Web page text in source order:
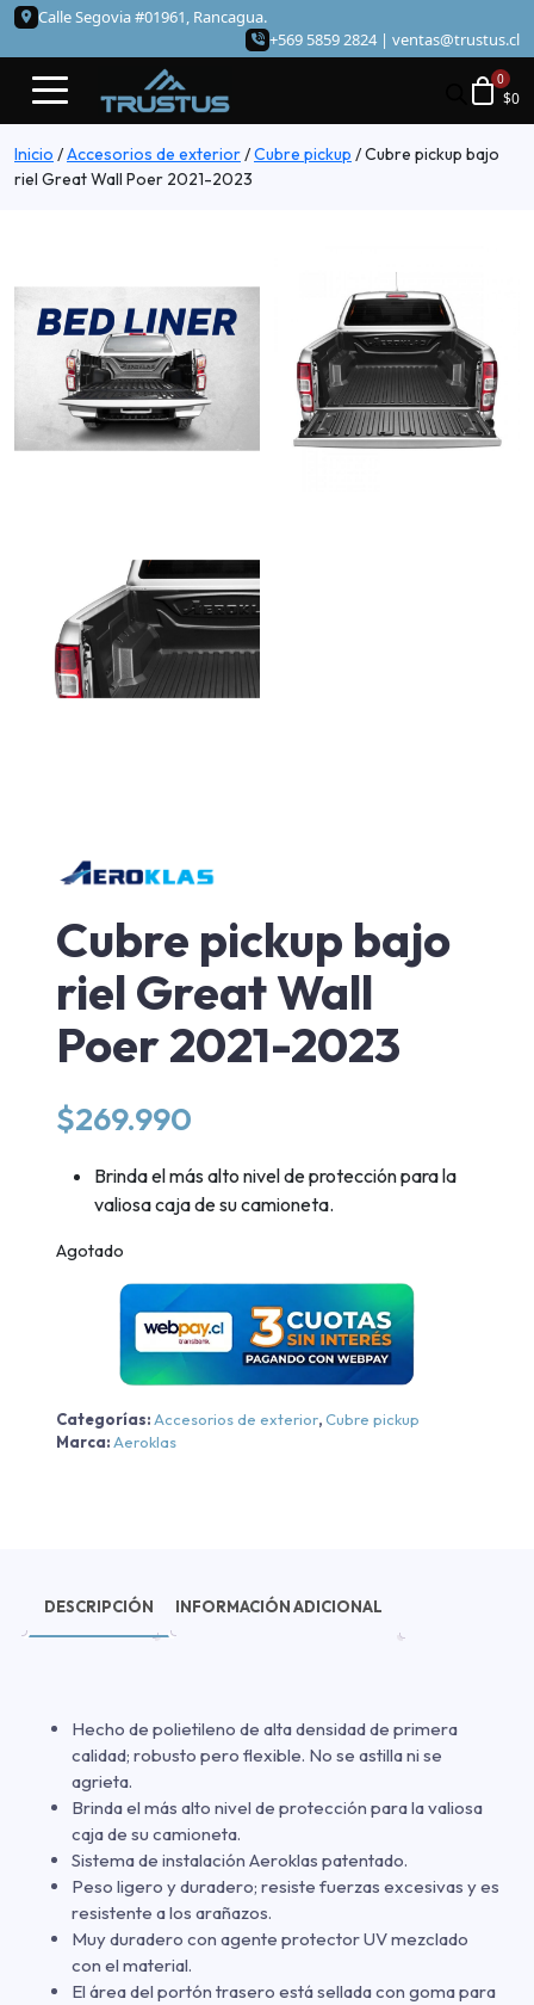
Calle Segovia #01961, Rancagua.
+569 5859 2824 | ventas@trustus.cl
$0
Inicio /Accesorios de exterior/Cubre pickup /Cubre pickup bajo
riel Great Wall Poer 2021-2023
Cubre pickup bajo
riel Great Wall
Poer 2021-2023
$269.990
Brinda el más alto nivel de protección para la
valiosa caja de su camioneta.
Agotado
Categorías:Accesorios de exterior,Cubre pickup
Marca:Aeroklas
DESCRIPCIÓN INFORMACIÓN ADICIONAL
Hecho de polietileno de alta densidad de primera
calidad; robusto pero flexible. No se astilla ni se
agrieta.
Brinda el más alto nivel de protección para la valiosa
caja de su camioneta.
Sistema de instalación Aeroklas patentado.
Peso ligero y duradero; resiste fuerzas excesivas y es
resistente a los arañazos.
Muy duradero con agente protector UV mezclado
con el material.
El área del portón trasero está sellada con goma para